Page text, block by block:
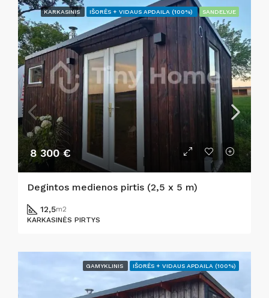
KARKASINIS IŠORĖS + VIDAUS APDAILA (100%) SANDELYJE
8 300 €
Degintos medienos pirtis (2,5 x 5 m)
12,5m2
KARKASINĖS PIRTYS
GAMYKLINIS IŠORĖS + VIDAUS APDAILA (100%)